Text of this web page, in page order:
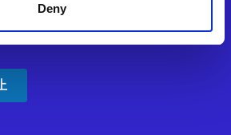
Deny